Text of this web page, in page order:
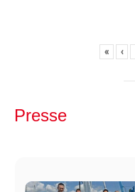
« ‹
Presse